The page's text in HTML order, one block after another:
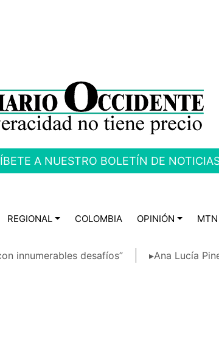
A NUESTRO BOLETÍN DE
REGIONAL COLOMBIA OPINIÓN MTN
innumerables desafíos”
▸Ana Lucía